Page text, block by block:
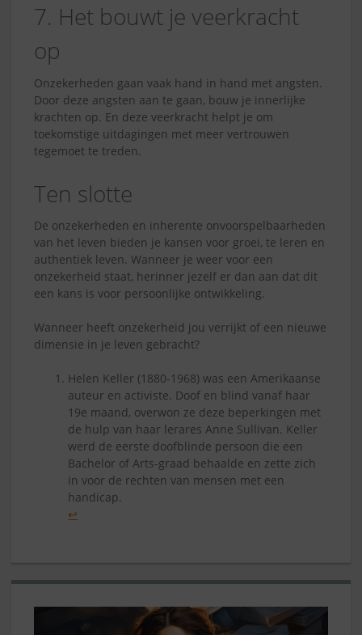
7. Het bouwt je veerkracht
op
Onzekerheden gaan vaak hand in hand met angsten.
Door deze angsten aan te gaan, bouw je innerlijke
krachten op. En deze veerkracht helpt je om
toekomstige uitdagingen met meer vertrouwen
tegemoet te treden.
Ten slotte
De onzekerheden en inherente onvoorspelbaarheden
van het leven bieden je kansen voor groei, te leren en
authentiek leven. Wanneer je weer voor een
onzekerheid staat, herinner jezelf er dan aan dat dit
een kans is voor persoonlijke ontwikkeling.
Wanneer heeft onzekerheid jou verrijkt of een nieuwe
dimensie in je leven gebracht?
Helen Keller (1880-1968) was een Amerikaanse
auteur en activiste. Doof en blind vanaf haar
19e maand, overwon ze deze beperkingen met
de hulp van haar lerares Anne Sullivan. Keller
werd de eerste doofblinde persoon die een
Bachelor of Arts-graad behaalde en zette zich
in voor de rechten van mensen met een
handicap.
↩︎